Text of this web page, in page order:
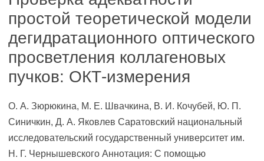
простой теоретической модели
дегидратационного оптического
просветления коллагеновых
пучков: ОКТ-измерения
О. А. Зюрюкина, М. Е. Швачкина, В. И. Кочубей, Ю. П.
Синичкин, Д. А. Яковлев Саратовский национальный
исследовательский государственный университет им.
Н. Г. Чернышевского Аннотация: С помощью